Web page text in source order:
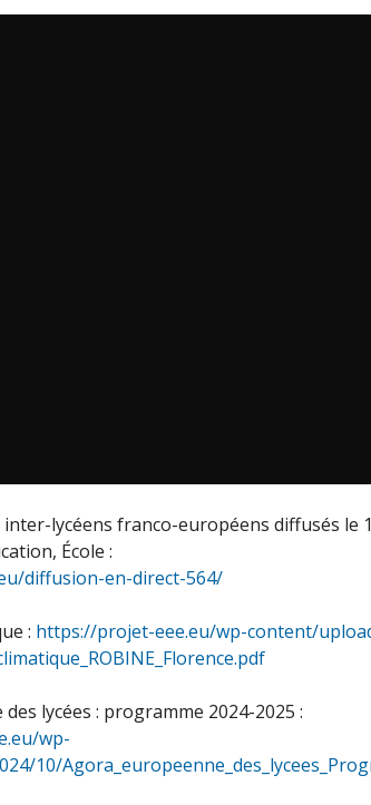
lycéens franco-européens diffusés le
École :
diffusion-en-direct-564/
: https://projet-eee.eu/wp-content/
lycées : programme 2024-2025 :
wp-
10/